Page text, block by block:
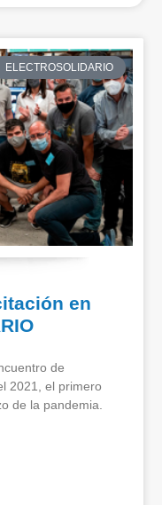
ELECTROSOLIDARIO
en
de
2021, el primero
de la pandemia.